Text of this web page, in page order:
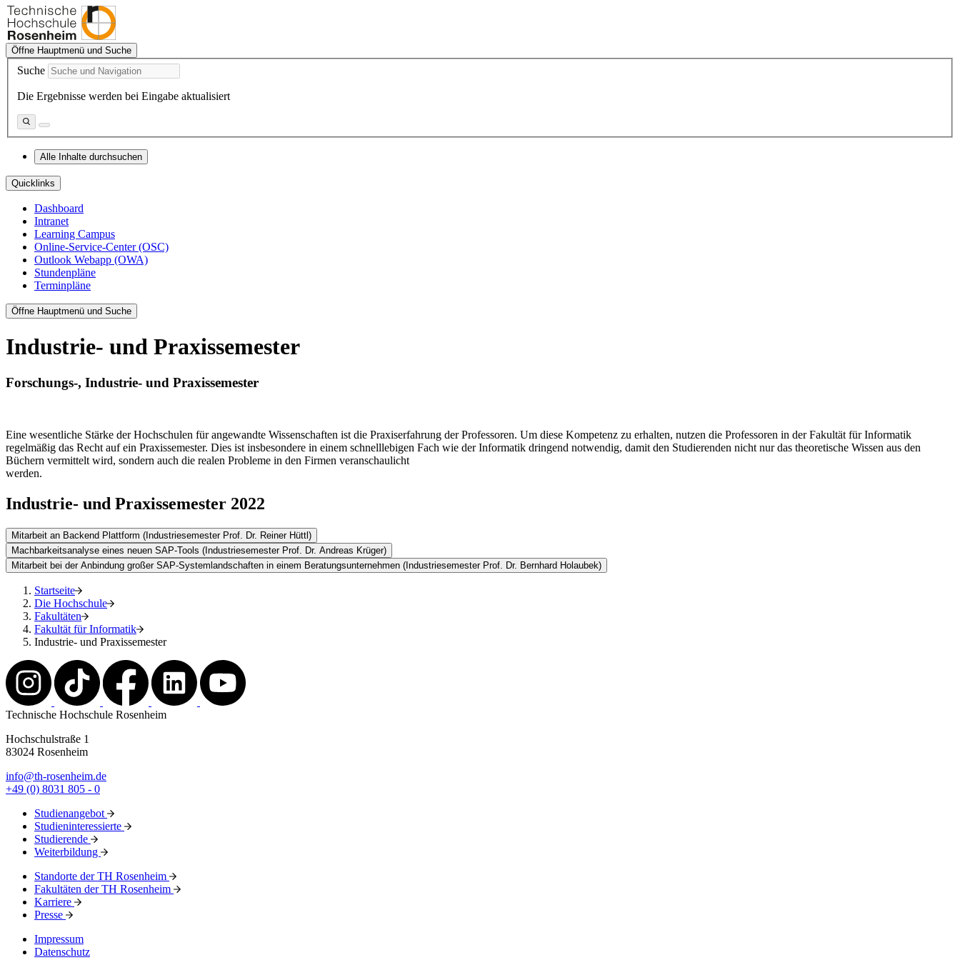
Öffne Hauptmenü und Suche
Suche
Die Ergebnisse werden bei Eingabe aktualisiert
Alle Inhalte durchsuchen
Quicklinks
Dashboard
Intranet
Learning Campus
Online-Service-Center (OSC)
Outlook Webapp (OWA)
Stundenpläne
Terminpläne
Öffne Hauptmenü und Suche
Industrie- und Praxissemester
Forschungs-, Industrie- und Praxissemester
Eine wesentliche Stärke der Hochschulen für angewandte Wissenschaften ist die Praxiserfahrung der Professoren. Um diese Kompetenz zu erhalten, nutzen die Professoren in der Fakultät für Informatik
regelmäßig das Recht auf ein Praxissemester. Dies ist insbesondere in einem schnelllebigen Fach wie der Informatik dringend notwendig, damit den Studierenden nicht nur das theoretische Wissen aus den
Büchern vermittelt wird, sondern auch die realen Probleme in den Firmen veranschaulicht
werden.
Industrie- und Praxissemester 2022
Mitarbeit an Backend Plattform (Industriesemester Prof. Dr. Reiner Hüttl)
Machbarkeitsanalyse eines neuen SAP-Tools (Industriesemester Prof. Dr. Andreas Krüger)
Mitarbeit bei der Anbindung großer SAP-Systemlandschaften in einem Beratungsunternehmen (Industriesemester Prof. Dr. Bernhard Holaubek)
Startseite
Die Hochschule
Fakultäten
Fakultät für Informatik
Industrie- und Praxissemester
Technische Hochschule Rosenheim
Hochschulstraße 1
83024 Rosenheim
info@th-rosenheim.de
+49 (0) 8031 805 - 0
Studienangebot
Studieninteressierte
Studierende
Weiterbildung
Standorte der TH Rosenheim
Fakultäten der TH Rosenheim
Karriere
Presse
Impressum
Datenschutz